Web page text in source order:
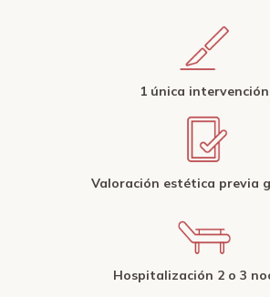
1 única intervención
Valoración estética previa
Hospitalización 2 o 3